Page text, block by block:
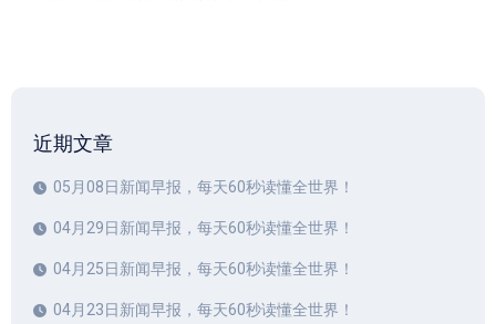
近期文章
05月08日新闻早报，每天60秒读懂全世界！
04月29日新闻早报，每天60秒读懂全世界！
04月25日新闻早报，每天60秒读懂全世界！
04月23日新闻早报，每天60秒读懂全世界！